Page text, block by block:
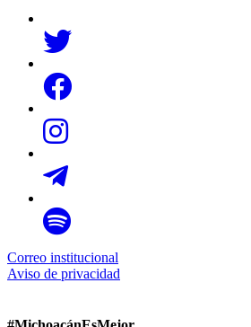
Correo institucional
Aviso de privacidad